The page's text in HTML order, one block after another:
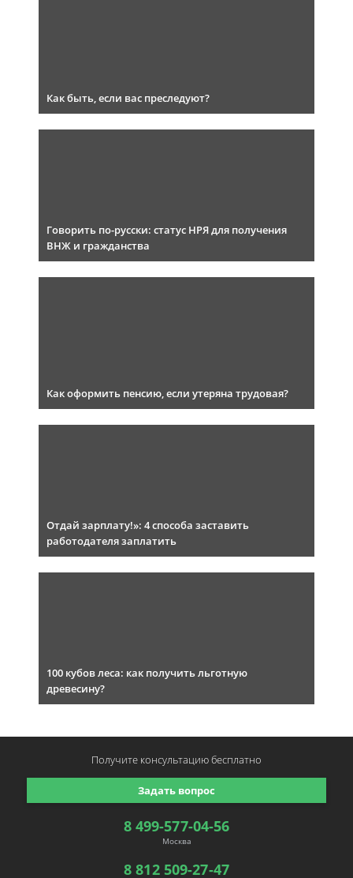
Как быть, если вас преследуют?
Говорить по-русски: статус НРЯ для получения
ВНЖ и гражданства
Как оформить пенсию, если утеряна трудовая?
Отдай зарплату!»: 4 способа заставить
работодателя заплатить
100 кубов леса: как получить льготную
древесину?
8 499-577-04-56
Москва
8 812 509-27-47
Задать вопрос
Получите консультациюбесплатно